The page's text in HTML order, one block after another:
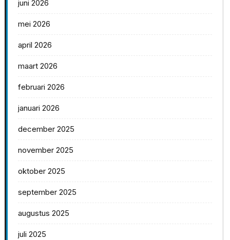
juni 2026
mei 2026
april 2026
maart 2026
februari 2026
januari 2026
december 2025
november 2025
oktober 2025
september 2025
augustus 2025
juli 2025